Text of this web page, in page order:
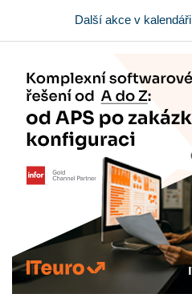
Další akce v kalendáři